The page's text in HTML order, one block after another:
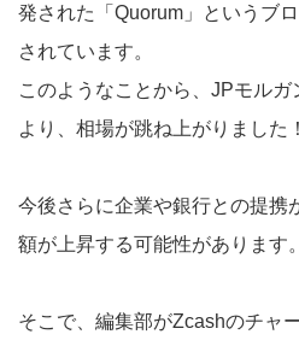
発された「Quorum」というブ
されています。
このようなことから、JPモル
より、相場が跳ね上がりました！
今後さらに企業や銀行との提携
額が上昇する可能性があります。
そこで、編集部がZcashのチャ